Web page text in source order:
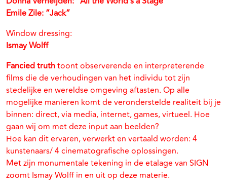
Emile Zile: ”Jack”
Window dressing:
Ismay Wolff
Fancied truthtoont observerende en interpreterende
films die de verhoudingen van het individu tot zijn
stedelijke en wereldse omgeving aftasten. Op alle
mogelijke manieren komt de veronderstelde realiteit bij je
binnen: direct, via media, internet, games, virtueel. Hoe
gaan wij om met deze input aan beelden?
Hoe kan dit ervaren, verwerkt en vertaald worden: 4
kunstenaars/ 4 cinematografische oplossingen.
Met zijn monumentale tekening in de etalage van SIGN
zoomt Ismay Wolff in en uit op deze materie.